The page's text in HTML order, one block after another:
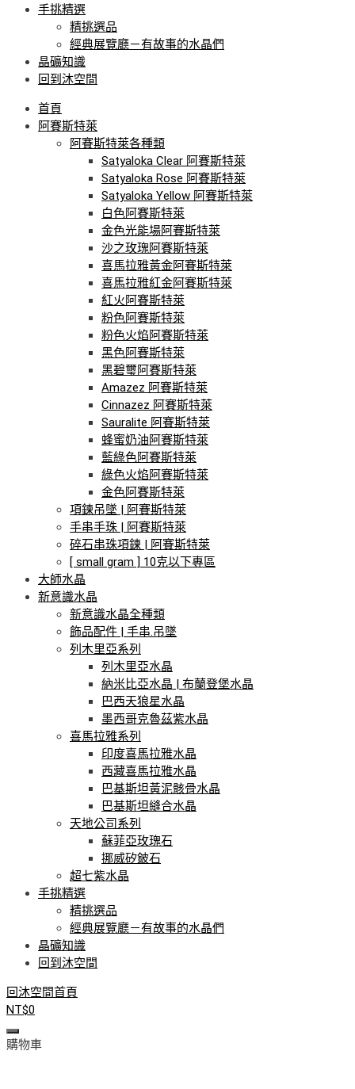
手挑精選
精挑選品
經典展覽廳－有故事的水晶們
晶礦知識
回到沐空間
首頁
阿賽斯特萊
阿賽斯特萊各種類
Satyaloka Clear 阿賽斯特萊
Satyaloka Rose 阿賽斯特萊
Satyaloka Yellow 阿賽斯特萊
白色阿賽斯特萊
金色光能場阿賽斯特萊
沙之玫瑰阿賽斯特萊
喜馬拉雅黃金阿賽斯特萊
喜馬拉雅紅金阿賽斯特萊
紅火阿賽斯特萊
粉色阿賽斯特萊
粉色火焰阿賽斯特萊
黑色阿賽斯特萊
黑碧璽阿賽斯特萊
Amazez 阿賽斯特萊
Cinnazez 阿賽斯特萊
Sauralite 阿賽斯特萊
蜂蜜奶油阿賽斯特萊
藍綠色阿賽斯特萊
綠色火焰阿賽斯特萊
金色阿賽斯特萊
項鍊吊墜 | 阿賽斯特萊
手串手珠 | 阿賽斯特萊
碎石串珠項鍊 | 阿賽斯特萊
[ small gram ] 10克以下專區
大師水晶
新意識水晶
新意識水晶全種類
飾品配件 | 手串.吊墜
列木里亞系列
列木里亞水晶
納米比亞水晶 | 布蘭登堡水晶
巴西天狼星水晶
墨西哥克魯茲紫水晶
喜馬拉雅系列
印度喜馬拉雅水晶
西藏喜馬拉雅水晶
巴基斯坦黃泥骸骨水晶
巴基斯坦縫合水晶
天地公司系列
蘇菲亞玫瑰石
挪威矽鈹石
超七紫水晶
手挑精選
精挑選品
經典展覽廳－有故事的水晶們
晶礦知識
回到沐空間
回沐空間首頁
NT$0
購物車